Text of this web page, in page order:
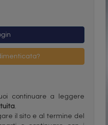
continuare a leggere
il sito e al termine del